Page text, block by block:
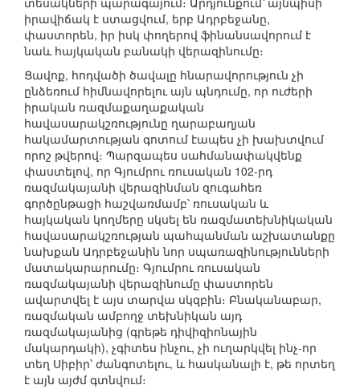
իրավիճակ է ստացվում, երբ Ադրբեջանը,
փաստորեն, իր իսկ փողերով ֆինանսավորում է
նաև հայկական բանակի վերազինումը։
Ցավոք, հոդվածի ծավալը հնարավորություն չի
ընձեռում հիմնավորելու այն պնդումը, որ ուժերի
իրական ռազմաքաղաքական
հավասարակշռությունը ղարաբաղյան
հակամարտության գոտում էապես չի խախտվում
որոշ թվերով։ Պարզապես սահմանափակվենք
փաստելով, որ Գյումրու ռուսական 102-րդ
ռազմակայանի վերազինման զուգահեռ
գործընթացի հաշվառմամբ՝ ռուսական և
հայկական կողմերը սկսել են ռազմատեխնիկական
հավասարակշռության պահպանման աշխատանքը
նախքան Ադրբեջանին նոր սպառազինությունների
մատակարարումը։ Գյումրու ռուսական
ռազմակայանի վերազինումը փաստորեն
ավարտվել է այս տարվա սկզբին։ Բնականաբար,
ռազմական ամբողջ տեխնիկան այդ
ռազմակայանից (գրեթե դիվիզիոնային
մակարդակի), չգիտես ինչու, չի ուղարկվել ինչ-որ
տեղ Սիբիր՝ ժանգոտելու, և հասկանալի է, թե որտեղ
է այն այժմ գտնվում։